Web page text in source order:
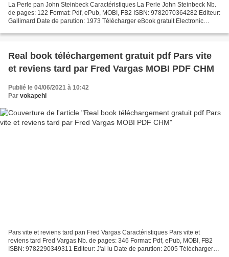
La Perle pan John Steinbeck Caractéristiques La Perle John Steinbeck Nb.
de pages: 122 Format: Pdf, ePub, MOBI, FB2 ISBN: 9782070364282 Editeur:
Gallimard Date de parution: 1973 Télécharger eBook gratuit Electronic
Real book téléchargement gratuit pdf Pars vite
et reviens tard par Fred Vargas MOBI PDF CHM
Publié le 04/06/2021 à 10:42
Par vokapehi
Pars vite et reviens tard pan Fred Vargas Caractéristiques Pars vite et
reviens tard Fred Vargas Nb. de pages: 346 Format: Pdf, ePub, MOBI, FB2
ISBN: 9782290349311 Editeur: J'ai lu Date de parution: 2005 Télécharger